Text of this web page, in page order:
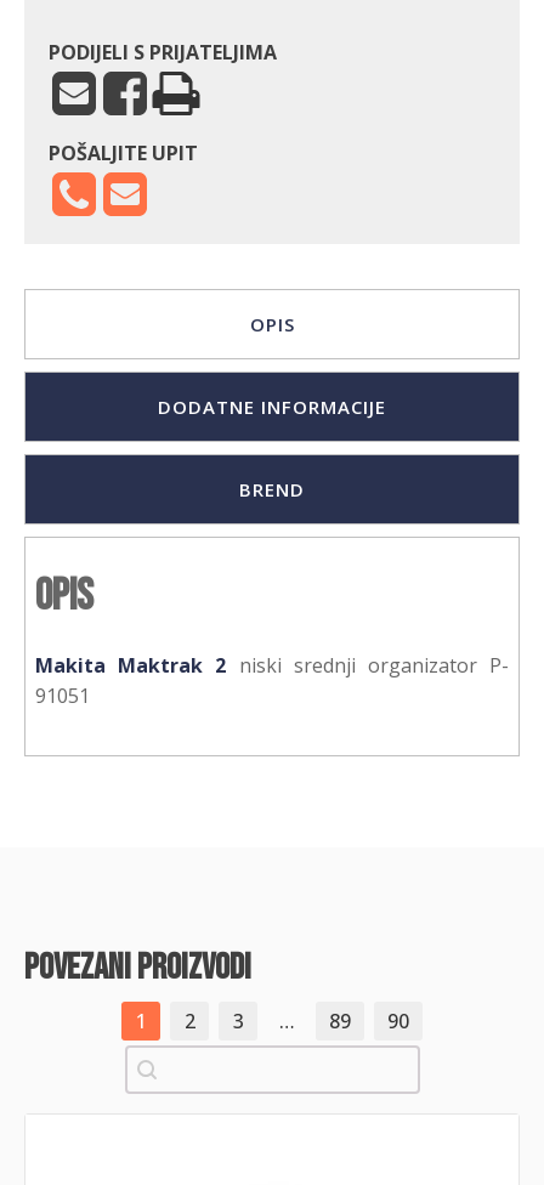
PODIJELI S PRIJATELJIMA
POŠALJITE UPIT
OPIS
DODATNE INFORMACIJE
BREND
Opis
Makita Maktrak 2 niski srednji organizator P-
91051
povezani proizvodi
1 2 3 … 89
90
Pretraži